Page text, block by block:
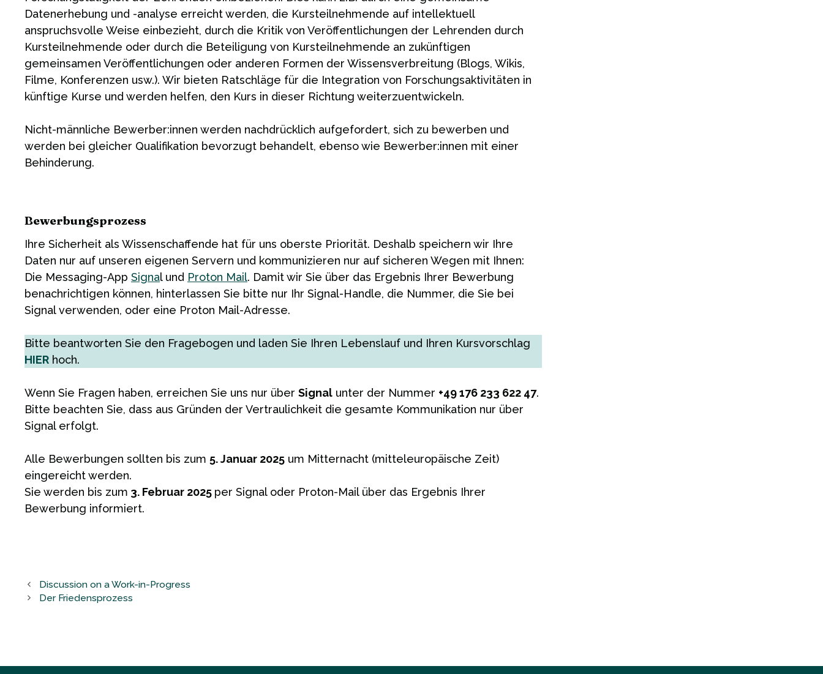
Datenerhebung und -analyse erreicht werden, die Kursteilnehmende auf intellektuell
anspruchsvolle Weise einbezieht, durch die Kritik von Veröffentlichungen der Lehrenden durch
Kursteilnehmende oder durch die Beteiligung von Kursteilnehmende an zukünftigen
gemeinsamen Veröffentlichungen oder anderen Formen der Wissensverbreitung (Blogs, Wikis,
Filme, Konferenzen usw.). Wir bieten Ratschläge für die Integration von Forschungsaktivitäten in
künftige Kurse und werden helfen, den Kurs in dieser Richtung weiterzuentwickeln.
Nicht-männliche Bewerber:innen werden nachdrücklich aufgefordert, sich zu bewerben und
werden bei gleicher Qualifikation bevorzugt behandelt, ebenso wie Bewerber:innen mit einer
Behinderung.
Bewerbungsprozess
Ihre Sicherheit als Wissenschaffende hat für uns oberste Priorität. Deshalb speichern wir Ihre
Daten nur auf unseren eigenen Servern und kommunizieren nur auf sicheren Wegen mit Ihnen:
Die Messaging-App Signal und Proton Mail. Damit wir Sie über das Ergebnis Ihrer Bewerbung
benachrichtigen können, hinterlassen Sie bitte nur Ihr Signal-Handle, die Nummer, die Sie bei
Signal verwenden, oder eine Proton Mail-Adresse.
Bitte beantworten Sie den Fragebogen und laden Sie Ihren Lebenslauf und Ihren Kursvorschlag
HIER hoch.
Wenn Sie Fragen haben, erreichen Sie uns nur über Signal unter der Nummer +49 176 233 622 47.
Bitte beachten Sie, dass aus Gründen der Vertraulichkeit die gesamte Kommunikation nur über
Signal erfolgt.
Alle Bewerbungen sollten bis zum 5. Januar 2025 um Mitternacht (mitteleuropäische Zeit)
eingereicht werden.
Sie werden bis zum 3. Februar 2025 per Signal oder Proton-Mail über das Ergebnis Ihrer
Bewerbung informiert.
Discussion on a Work-in-Progress
Der Friedensprozess